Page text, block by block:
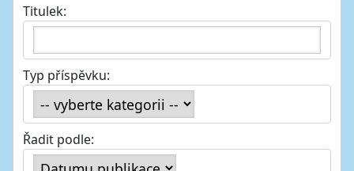
Titulek:
Typ příspěvku:
Řadit podle: